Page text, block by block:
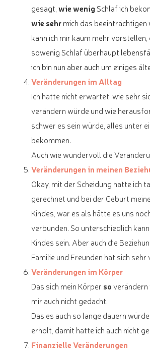
gesagt,wiewenigSchlaf ich
wie sehrmich das beeinträchtigen
kann ich mir kaum mehr vorstellen,
sowenig Schlaf überhaupt
ich bin nun aber auch um einiges
Veränderungen im Alltag
Ich hatte nicht erwartet, wie sehr
verändern würde und wie
schwer es sein würde, alles unter
bekommen.
Auch wie wundervoll die
Veränderungen in meinen
Okay, mit der Scheidung hatte ich
gerechnet und bei der Geburt
Kindes, war es als hätte es uns
verbunden. So unterschiedlich
Kindes sein. Aber auch die
Familie und Freunden hat sich sehr
Veränderungen im Körper
Das sich mein Körper soverändern
mir auch nicht gedacht.
Das es auch so lange dauern
erholt, damit hatte ich auch nicht
Finanzielle Veränderungen